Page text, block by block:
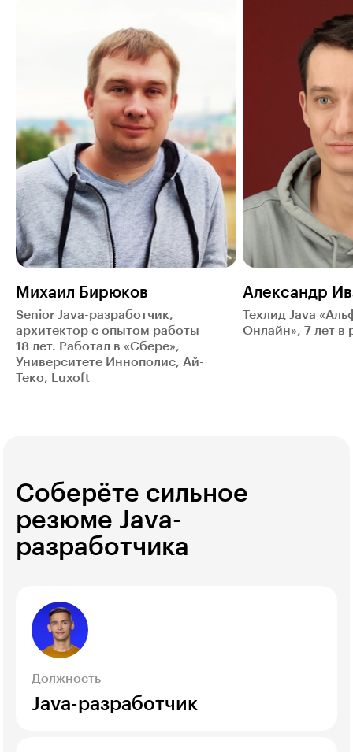
Михаил Бирюков
Senior Java-разработчик,
архитектор с опытом работы
18 лет. Работал в «Сбере»,
Университете Иннополис, Ай-
Теко, Luxoft
Александр
Техлид Java
Онлайн», 7 лет в
Соберёте сильное
резюме Java-
разработчика
Должность
Java-разработчик